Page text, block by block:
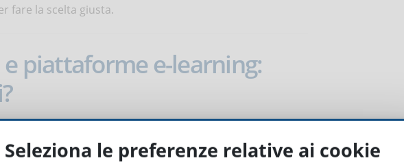
fare la scelta giusta.
piattaforme e-learning:
requisiti per la formazione sulla sicurezza in eLearning.
conforme alla nuova normativa.
Seleziona le preferenze relative ai cookie